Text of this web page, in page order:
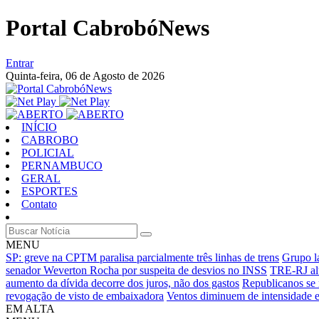
Portal CabrobóNews
Entrar
Quinta-feira, 06 de Agosto de 2026
INÍCIO
CABROBO
POLICIAL
PERNAMBUCO
GERAL
ESPORTES
Contato
MENU
SP: greve na CPTM paralisa parcialmente três linhas de trens Grupo
senador Weverton Rocha por suspeita de desvios no INSS TRE-RJ
aumento da dívida decorre dos juros, não dos gastos Republicanos
revogação de visto de embaixadora Ventos diminuem de
EM ALTA